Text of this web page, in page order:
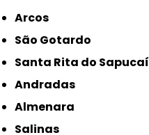
Arcos
São Gotardo
Santa Rita do Sapucaí
Andradas
Almenara
Salinas